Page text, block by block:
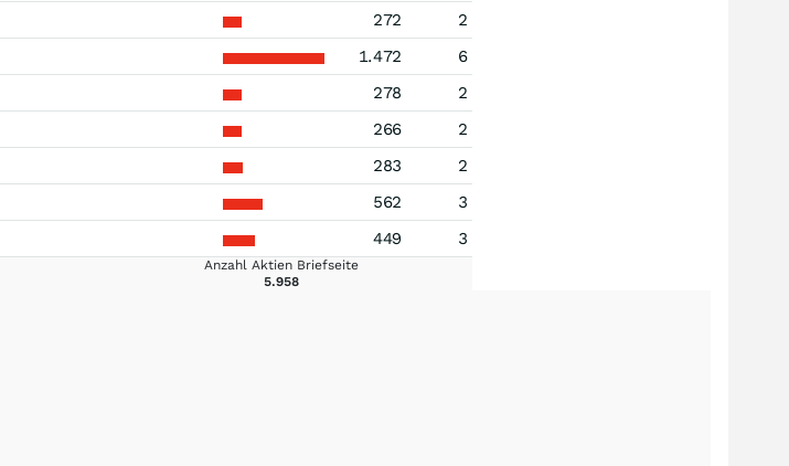
272
2
1.472
6
278
2
266
2
283
2
562
3
449 3
Anzahl Aktien Briefseite
5.958